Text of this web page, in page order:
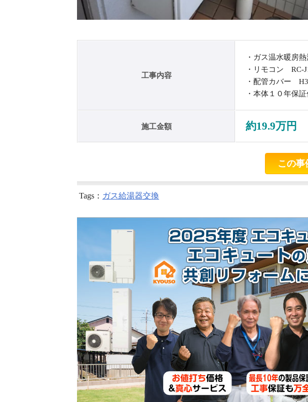
工事内容
・ガス温水暖房
・リモコン RC-
・配管カバー
・本体１０年保
施工金額 約19.9万円
この事
Tags： ガス給湯器交換